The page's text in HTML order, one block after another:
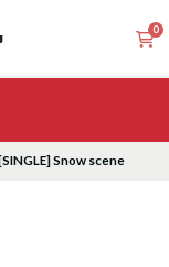
0
[SINGLE] Snow scene